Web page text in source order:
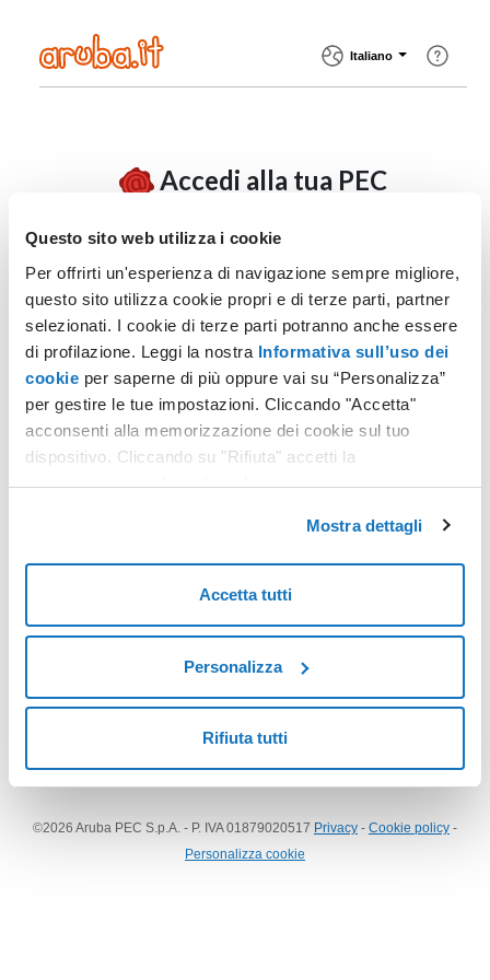
Questo sito web utilizza i cookie
Per offrirti un'esperienza di navigazione sempre migliore,
questo sito utilizza cookie propri e di terze parti, partner
selezionati. I cookie di terze parti potranno anche essere
di profilazione. Leggi la nostra Informativa sull’uso dei
cookie per saperne di più oppure vai su “Personalizza”
per gestire le tue impostazioni. Cliccando "Accetta"
acconsenti alla memorizzazione dei cookie sul tuo
dispositivo. Cliccando su "Rifiuta" accetti la
memorizzazione dei soli cookie necessari.
Mostra dettagli
Accetta tutti
Personalizza
Rifiuta tutti
Italiano
Accedi alla tua PEC
Casella PEC
Password
Webmail PEC
©2026 Aruba PEC S.p.A. - P. IVA 01879020517 Privacy - Cookie policy -
Personalizza cookie